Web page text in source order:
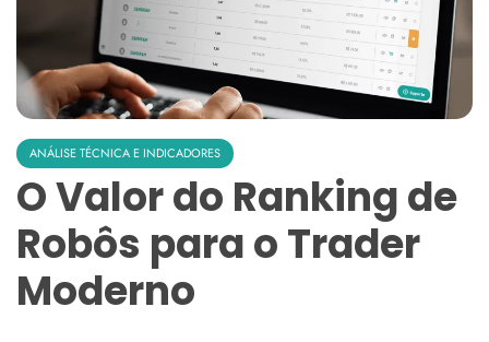
ANÁLISE TÉCNICA E INDICADORES
O Valor do Ranking de
Robôs para o Trader
Moderno